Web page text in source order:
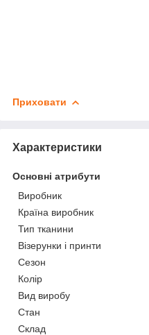
Приховати
Характеристики
Основні атрибути
Виробник
Країна виробник
Тип тканини
Візерунки і принти
Сезон
Колір
Вид виробу
Стан
Склад